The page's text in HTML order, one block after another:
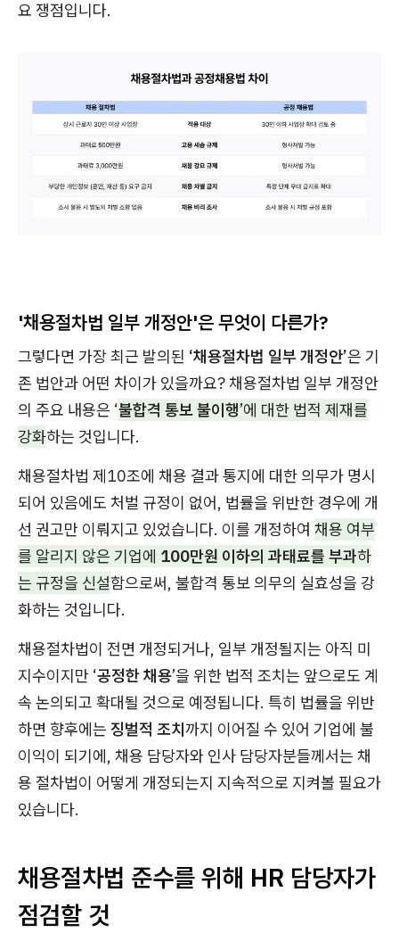
요 쟁점입니다.
'채용절차법 일부 개정안'은 무엇이 다른가?
그렇다면 가장 최근 발의된 ‘채용절차법 일부 개정안’은 기
존 법안과 어떤 차이가 있을까요? 채용절차법 일부 개정안
의 주요 내용은 ‘불합격 통보 불이행’에 대한 법적 제재를
강화하는 것입니다.
채용절차법 제10조에 채용 결과 통지에 대한 의무가 명시
되어 있음에도 처벌 규정이 없어, 법률을 위반한 경우에 개
선 권고만 이뤄지고 있었습니다. 이를 개정하여 채용 여부
를 알리지 않은 기업에 100만원 이하의 과태료를 부과하
는 규정을 신설함으로써, 불합격 통보 의무의 실효성을 강
화하는 것입니다.
채용절차법이 전면 개정되거나, 일부 개정될지는 아직 미
지수이지만 ‘공정한 채용’을 위한 법적 조치는 앞으로도 계
속 논의되고 확대될 것으로 예정됩니다. 특히 법률을 위반
하면 향후에는 징벌적 조치까지 이어질 수 있어 기업에 불
이익이 되기에, 채용 담당자와 인사 담당자분들께서는 채
용 절차법이 어떻게 개정되는지 지속적으로 지켜볼 필요가
있습니다.
채용절차법 준수를 위해 HR 담당자가
점검할 것